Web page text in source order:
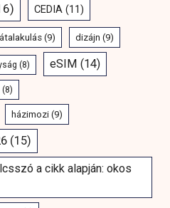
CEDIA (11)
(9) dizájn (9)
(8) eSIM (14)
(8)
házimozi (9)
(15)
a cikk alapján: okos